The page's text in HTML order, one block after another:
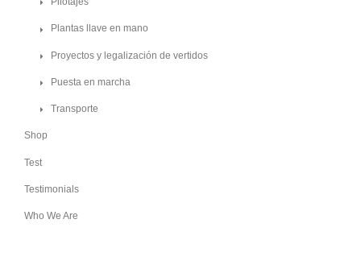
Plantas llave en mano
Proyectos y legalización de vertidos
Puesta en marcha
Transporte
Shop
Test
Testimonials
Who We Are